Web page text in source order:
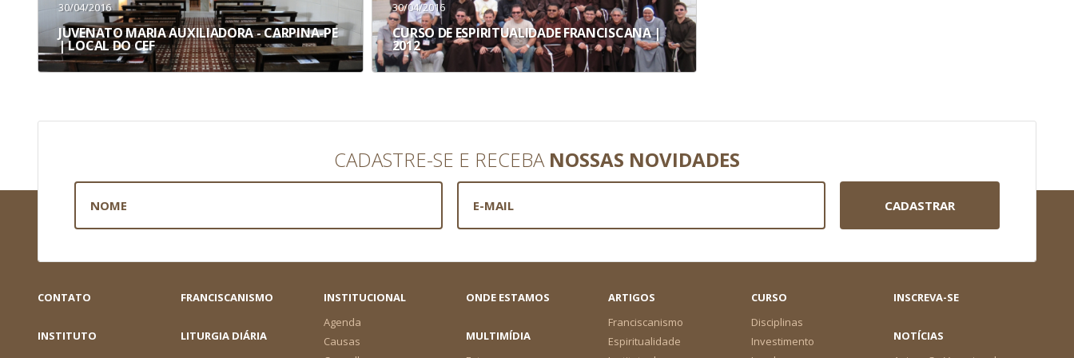
30/04/2016
JUVENATO MARIA AUXILIADORA - CARPINA-PE
| LOCAL DO CEF
30/04/2016
CURSO DE ESPIRITUALIDADE FRANCISCANA |
2012
CADASTRE-SE E RECEBA NOSSAS NOVIDADES
CADASTRAR
CONTATO FRANCISCANISMO
INSTITUCIONAL
Agenda
Causas
ONDE ESTAMOS
ARTIGOS
Franciscanismo
Espiritualidade
CURSO
Disciplinas
Investimento
INSCREVA-SE
INSTITUTO LITURGIA DIÁRIA
MULTIMÍDIA
NOTÍCIAS